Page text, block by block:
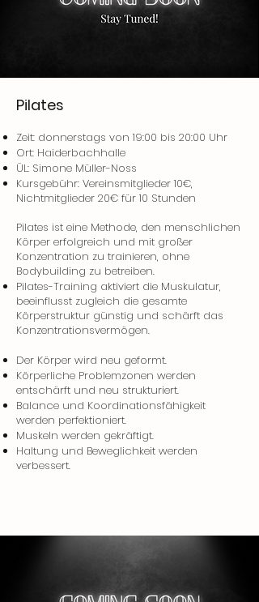
Pilates
Zeit: donnerstags von 19:00 bis 20:00 Uhr
Ort: Haiderbachhalle
ÜL: Simone Müller-Noss
Kursgebühr: Vereinsmitglieder 10€,
Nichtmitglieder 20€ für 10 Stunden
Pilates ist eine Methode, den menschlichen
Körper erfolgreich und mit großer
Konzentration zu trainieren, ohne
Bodybuilding zu betreiben.
Pilates-Training aktiviert die Muskulatur,
beeinflusst zugleich die gesamte
Körperstruktur günstig und schärft das
Konzentrationsvermögen.
Der Körper wird neu geformt.
Körperliche Problemzonen werden
entschärft und neu strukturiert.
Balance und Koordinationsfähigkeit
werden perfektioniert.
Muskeln werden gekräftigt.
Haltung und Beweglichkeit werden
verbessert.